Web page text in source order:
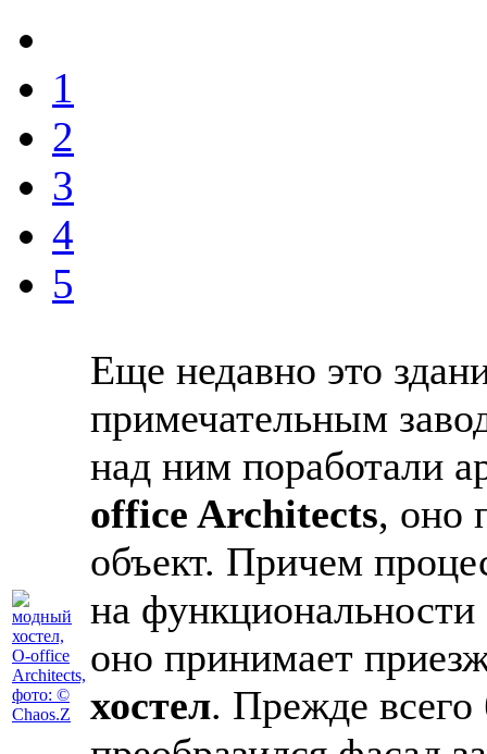
1
2
3
4
5
Еще недавно это
примечательным
над ним поработали
office Architects, оно
объект. Причем
на
оно принимает
хостел. Прежде всего